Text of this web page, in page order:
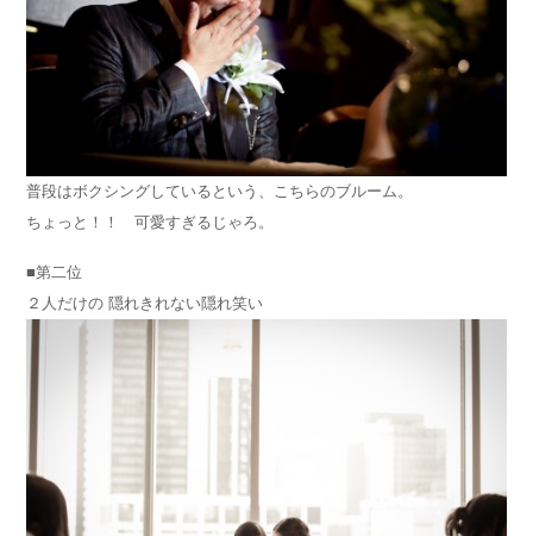
普段はボクシングしているという、こちらのブルーム。
ちょっと！！ 可愛すぎるじゃろ。
■第二位
２人だけの 隠れきれない隠れ笑い